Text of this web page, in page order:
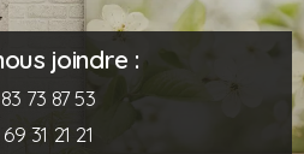
joindre :
73 87 53
31 21 21